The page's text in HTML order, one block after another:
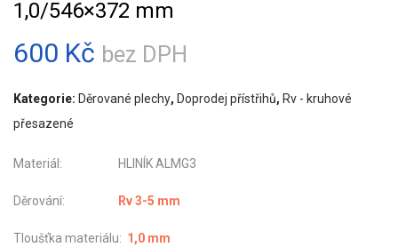
1,0/546×372 mm
600 Kč bez DPH
Kategorie: Děrované plechy, Doprodej přístřihů, Rv - kruhové
přesazené
Materiál: HLINÍK ALMG3
Děrování: Rv 3-5 mm
Tloušťka materiálu: 1,0 mm